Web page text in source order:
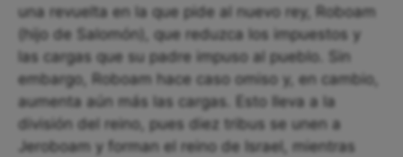
una revuelta en la que pide al nuevo rey, Roboam
(hijo de Salomón), que reduzca los impuestos y
las cargas que su padre impuso al pueblo. Sin
embargo, Roboam hace caso omiso y, en cambio,
aumenta aún más las cargas. Esto lleva a la
división del reino, pues diez tribus se unen a
Jeroboam y forman el reino de Israel, mientras